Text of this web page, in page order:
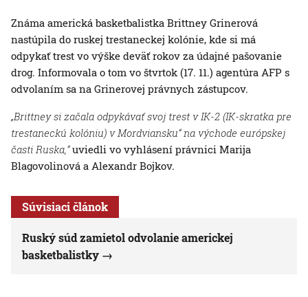
Známa americká basketbalistka Brittney Grinerová
nastúpila do ruskej trestaneckej kolónie, kde si má
odpykať trest vo výške deväť rokov za údajné pašovanie
drog. Informovala o tom vo štvrtok (17. 11.) agentúra AFP s
odvolaním sa na Grinerovej právnych zástupcov.
„Brittney si začala odpykávať svoj trest v IK-2 (IK-skratka pre
trestaneckú kolóniu) v Mordviansku“ na východe európskej
časti Ruska,“uviedli vo vyhlásení právnici Marija
Blagovolinová a Alexandr Bojkov.
Súvisiaci článok
Ruský súd zamietol odvolanie americkej
basketbalistky